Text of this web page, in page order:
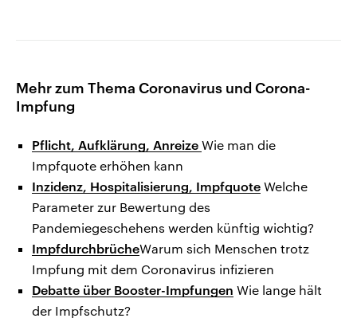
Mehr zum Thema Coronavirus und Corona-
Impfung
Pflicht, Aufklärung, Anreize Wie man die
Impfquote erhöhen kann
Inzidenz, Hospitalisierung, Impfquote Welche
Parameter zur Bewertung des
Pandemiegeschehens werden künftig wichtig?
ImpfdurchbrücheWarum sich Menschen trotz
Impfung mit dem Coronavirus infizieren
Debatte über Booster-Impfungen Wie lange hält
der Impfschutz?